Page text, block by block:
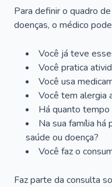
Para definir o quadro
doenças, o médico
Você já teve
Você pratica
Você usa
Você tem alergia
Há quanto
Na sua família há
saúde ou doença?
Você faz o
Faz parte da consulta